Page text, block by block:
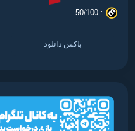
. :
50/100
باکس دانلود